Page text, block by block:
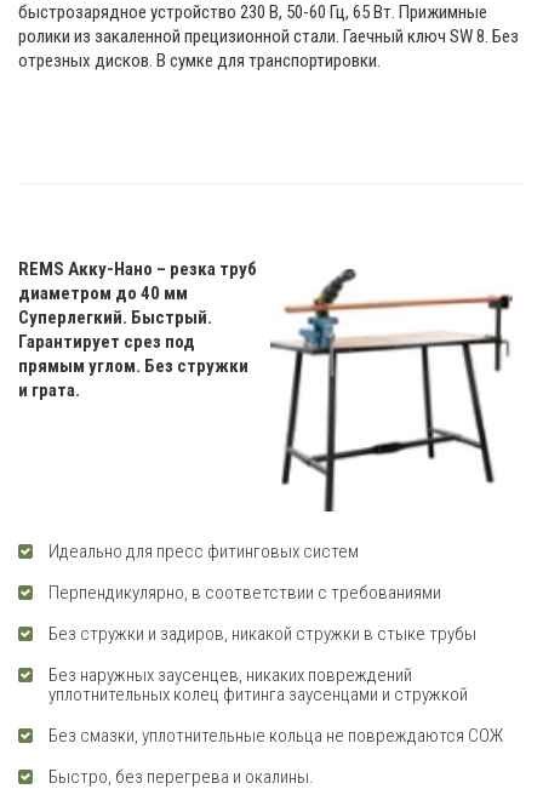
быстрозарядное устройство 230 В, 50-60 Гц, 65 Вт. Прижимные
ролики из закаленной прецизионной стали. Гаечный ключ SW 8. Без
отрезных дисков. В сумке для транспортировки.
REMS Акку-Нано – резка труб
диаметром до 40 мм
Суперлегкий. Быстрый.
Гарантирует срез под
прямым углом. Без стружки
и грата.
Идеально для пресс фитинговых систем
Перпендикулярно, в соответствии с требованиями
Без стружки и задиров, никакой стружки в стыке трубы
Без наружных заусенцев, никаких повреждений
уплотнительных колец фитинга заусенцами и стружкой
Без смазки, уплотнительные кольца не повреждаются СОЖ
Быстро, без перегрева и окалины.